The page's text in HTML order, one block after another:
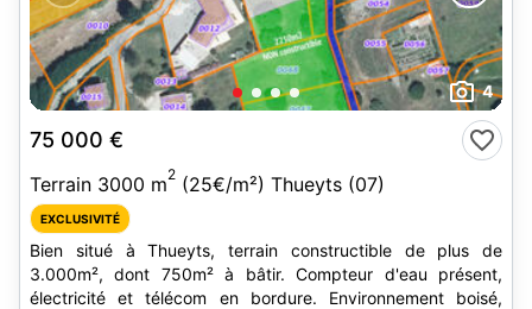
4
75 000 €
Terrain 3000 m2 (25€/m²) Thueyts (07)
EXCLUSIVITÉ
Bien situé à Thueyts, terrain constructible de plus de
3.000m², dont 750m² à bâtir. Compteur d'eau présent,
électricité et télécom en bordure. Environnement boisé,